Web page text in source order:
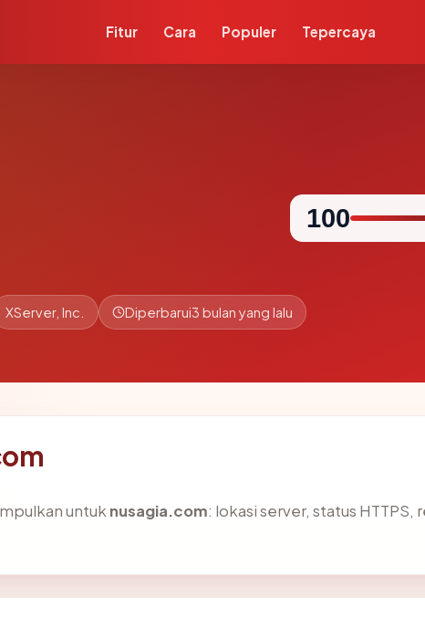
Fitur Cara Populer Tepercaya
100
XServer, Inc. Diperbarui3 bulan yang lalu
untuk nusagia.com: lokasi server, status HTTPS,